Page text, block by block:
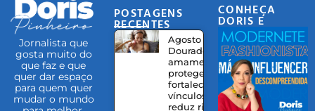
Jornalista que
gosta muito do
que faz e que
quer dar espaço
para quem quer
mudar o mundo
POSTAGENS
RECENTES
Agosto
Dourado:
amamentação
protege,
fortalece
vínculos e
reduz riscos à
CONHEÇA
DORIS E
EQUIPE